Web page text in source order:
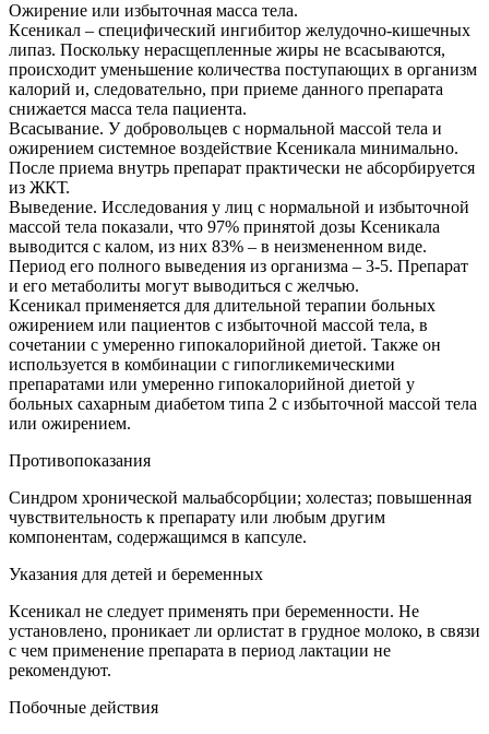
Ожирение или избыточная масса тела.
Ксеникал – специфический ингибитор желудочно-кишечных
липаз. Поскольку нерасщепленные жиры не всасываются,
происходит уменьшение количества поступающих в организм
калорий и, следовательно, при приеме данного препарата
снижается масса тела пациента.
Всасывание. У добровольцев с нормальной массой тела и
ожирением системное воздействие Ксеникала минимально.
После приема внутрь препарат практически не абсорбируется
из ЖКТ.
Выведение. Исследования у лиц с нормальной и избыточной
массой тела показали, что 97% принятой дозы Ксеникала
выводится с калом, из них 83% – в неизмененном виде.
Период его полного выведения из организма – 3-5. Препарат
и его метаболиты могут выводиться с желчью.
Ксеникал применяется для длительной терапии больных
ожирением или пациентов с избыточной массой тела, в
сочетании с умеренно гипокалорийной диетой. Также он
используется в комбинации с гипогликемическими
препаратами или умеренно гипокалорийной диетой у
больных сахарным диабетом типа 2 с избыточной массой тела
или ожирением.
Противопоказания
Синдром хронической мальабсорбции; холестаз; повышенная
чувствительность к препарату или любым другим
компонентам, содержащимся в капсуле.
Указания для детей и беременных
Ксеникал не следует применять при беременности. Не
установлено, проникает ли орлистат в грудное молоко, в связи
с чем применение препарата в период лактации не
рекомендуют.
Побочные действия